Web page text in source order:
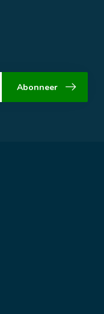
Abonneer